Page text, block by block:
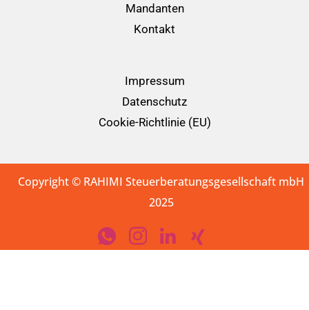
Mandanten
Kontakt
Impressum
Datenschutz
Cookie-Richtlinie (EU)
Copyright © RAHIMI Steuerberatungsgesellschaft mbH
2025